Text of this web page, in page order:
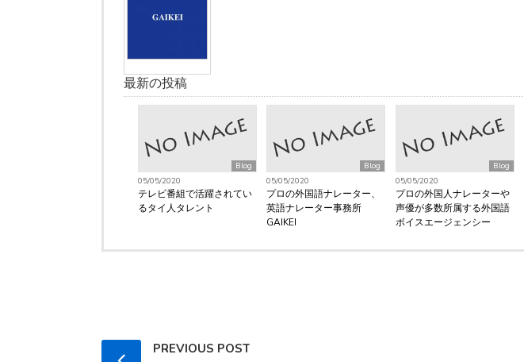
最新の投稿
Blog
05/05/2020
テレビ番組で活躍されてい
るタイ人タレント
Blog
05/05/2020
プロの外国語ナレーター、
英語ナレーター事務所
GAIKEI
Blog
05/05/2020
プロの外国人ナレーターや
声優が多数所属する外国語
ボイスエージェンシー
PREVIOUS POST